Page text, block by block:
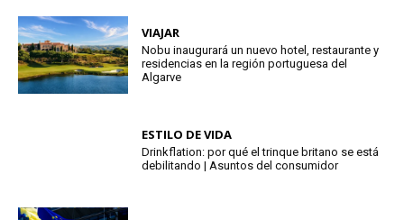
VIAJAR
Nobu inaugurará un nuevo hotel, restaurante y
residencias en la región portuguesa del
Algarve
ESTILO DE VIDA
Drinkflation: por qué el trinque britano se está
debilitando | Asuntos del consumidor